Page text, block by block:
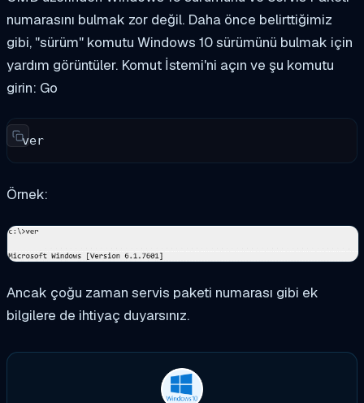
numarasını bulmak zor değil. Daha önce belirttiğimiz
gibi, "sürüm" komutu Windows 10 sürümünü bulmak için
yardım görüntüler. Komut İstemi'ni açın ve şu komutu
girin: Go
ver
Örnek:
Ancak çoğu zaman servis paketi numarası gibi ek
bilgilere de ihtiyaç duyarsınız.